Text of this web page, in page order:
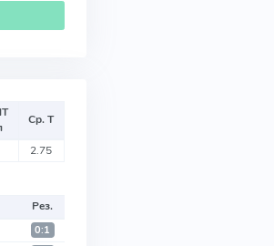
Ср. Т
2.75
Рез.
0:1